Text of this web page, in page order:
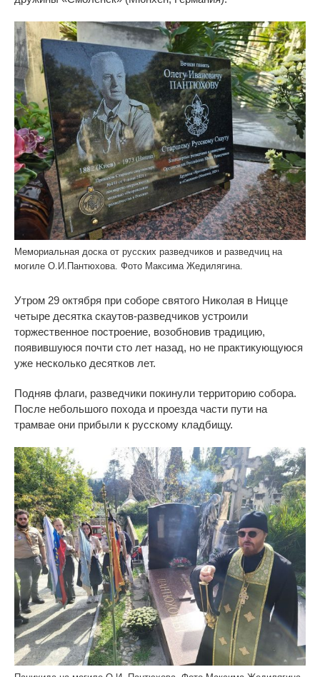
Мемориальная доска от русских разведчиков и разведчиц на
могиле О.И.Пантюхова. Фото Максима Жедилягина.
Утром 29 октября при соборе святого Николая в Ницце
четыре десятка скаутов-разведчиков устроили
торжественное построение, возобновив традицию,
появившуюся почти сто лет назад, но не практикующуюся
уже несколько десятков лет.
Подняв флаги, разведчики покинули территорию собора.
После небольшого похода и проезда части пути на
трамвае они прибыли к русскому кладбищу.